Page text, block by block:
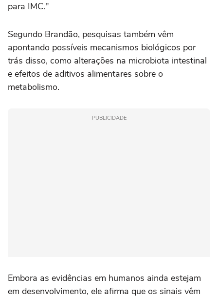
para IMC."
Segundo Brandão, pesquisas também vêm
apontando possíveis mecanismos biológicos por
trás disso, como alterações na microbiota intestinal
e efeitos de aditivos alimentares sobre o
metabolismo.
PUBLICIDADE
Embora as evidências em humanos ainda estejam
em desenvolvimento, ele afirma que os sinais vêm